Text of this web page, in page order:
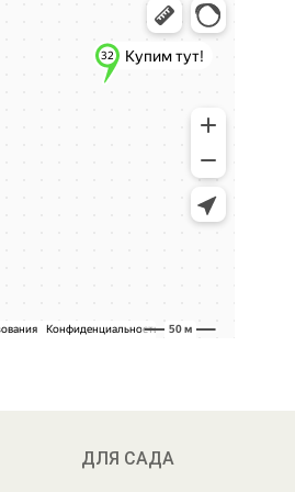
ДЛЯ САДА